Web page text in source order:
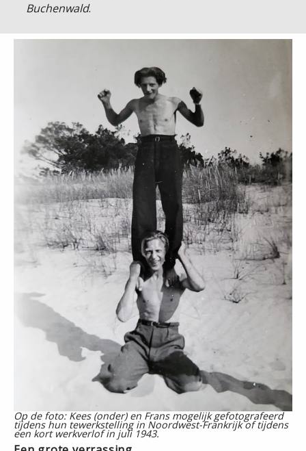
Buchenwald.
Op de foto: Kees (onder) en Frans mogelijk gefotografeerd
tijdens hun tewerkstelling in Noordwest-Frankrijk of tijdens
een kort werkverlof in juli 1943.